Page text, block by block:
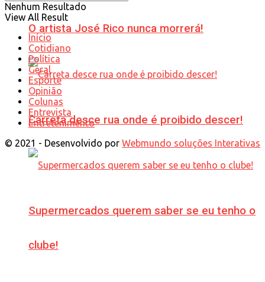
O artista José Rico nunca morrerá!
Carreta desce rua onde é proibido descer!
Supermercados querem saber se eu tenho o
clube!
Nenhum Resultado
View All Result
Início
Cotidiano
Política
Geral
Esporte
Opinião
Colunas
Entrevista
Entretenimento
© 2021 - Desenvolvido por Webmundo soluções Interativas